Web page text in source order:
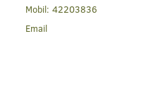
Mobil: 42203836
Email